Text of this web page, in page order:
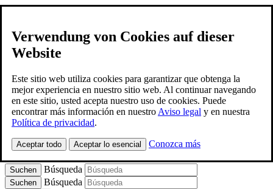
Verwendung von Cookies auf dieser
Website
Este sitio web utiliza cookies para garantizar que obtenga la
mejor experiencia en nuestro sitio web. Al continuar navegando
en este sitio, usted acepta nuestro uso de cookies. Puede
encontrar más información en nuestro Aviso legal y en nuestra
Política de privacidad.
Aceptar todo Aceptar lo esencial Conozca más
Contacto
Spanish
Deutsch
Portugues
Búsqueda
Búsqueda